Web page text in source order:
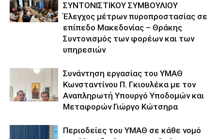
ΣΥΝΤΟΝΙΣΤΙΚΟΥ ΣΥΜΒΟΥΛΙΟΥ
Έλεγχος μέτρων πυροπροστασίας σε
επίπεδο Μακεδονίας – Θράκης
Συντονισμός των φορέων και των
υπηρεσιών
Συνάντηση εργασίας του ΥΜΑΘ
Κωνσταντίνου Π. Γκιουλέκα με τον
Αναπληρωτή Υπουργό Υποδομών και
Μεταφορών Γιώργο Κώτσηρα
Περιοδείες του ΥΜΑΘ σε κάθε νομό